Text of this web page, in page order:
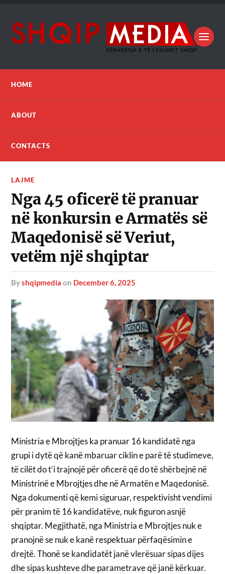
HOME
ABOUT
CONTACTS
LAJME
Nga 45 oficerë të pranuar
në konkursin e Armatës së
Maqedonisë së Veriut,
vetëm një shqiptar
byshqipmedia on December 6, 2025
Ministria e Mbrojtjes ka pranuar 16 kandidatë nga
grupi i dytë që kanë mbaruar ciklin e parë të studimeve,
të cilët do t’i trajnojë për oficerë që do të shërbejnë në
Ministrinë e Mbrojtjes dhe në Armatën e Maqedonisë.
Nga dokumenti që kemi siguruar, respektivisht vendimi
për pranim të 16 kandidatëve, nuk figuron asnjë
shqiptar. Megjithatë, nga Ministria e Mbrojtjes nuk e
pranojnë se nuk e kanë respektuar përfaqësimin e
drejtë. Thonë se kandidatët janë vlerësuar sipas dijes
dhe sipas kushteve dhe parametrave që janë kërkuar.